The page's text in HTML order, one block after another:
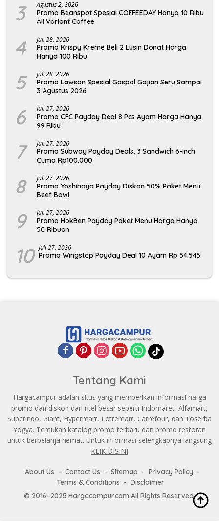
3 Agustus 2, 2026
Promo Beanspot Spesial COFFEEDAY Hanya 10 Ribu
All Variant Coffee
4 Juli 28, 2026
Promo Krispy Kreme Beli 2 Lusin Donat Harga
Hanya 100 Ribu
5 Juli 28, 2026
Promo Lawson Spesial Gaspol Gajian Seru Sampai
3 Agustus 2026
6 Juli 27, 2026
Promo CFC Payday Deal 8 Pcs Ayam Harga Hanya
99 Ribu
7 Juli 27, 2026
Promo Subway Payday Deals, 3 Sandwich 6-Inch
Cuma Rp100.000
8 Juli 27, 2026
Promo Yoshinoya Payday Diskon 50% Paket Menu
Beef Bowl
9 Juli 27, 2026
Promo HokBen Payday Paket Menu Harga Hanya
50 Ribuan
10 Juli 27, 2026
Promo Wingstop Payday Deal 10 Ayam Rp 54.545
Tentang Kami
Hargacampur adalah situs yang memberikan informasi harga
promo dan diskon dari ritel besar seperti Indomaret, Alfamart,
Superindo, Giant, Hypermart, Lottemart, Carrefour, dan Toserba
Yogya. Temukan katalog promo terbaru dan promo restoran
untuk berbelanja hemat. Untuk informasi selengkapnya langsung
KLIK DISINI
About Us Contact Us Sitemap
Privacy Policy
Terms & Conditions
Disclaimer
© 2016–2025 Hargacampur.com All Rights Reserved.